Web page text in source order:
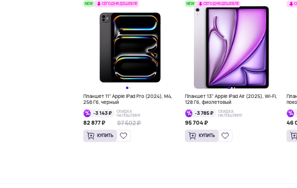
NEW СЕГОДНЯ ДЕШЕВЛЕ
Планшет 11" Apple iPad Pro (2024), M4,
256 Гб, черный
-3 143 ₽
СКИДКА
НА ПОШЛИНУ
82 877 ₽ 97 502 ₽
КУПИТЬ
NEW СЕГОДНЯ ДЕШЕВЛЕ
Планшет 13" Apple iPad Air (2025), Wi-Fi,
128 Гб, фиолетовый
-3 785 ₽
СКИДКА
НА ПОШЛИНУ
95 704 ₽
КУПИТЬ
46